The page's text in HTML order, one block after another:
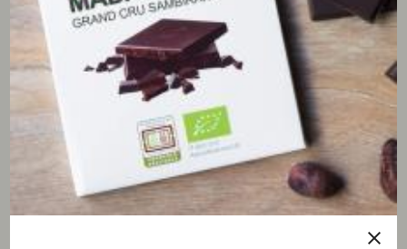
Bonjour,
Il serait bien de savoir exactement d'où proviennent vos
mélanges. Par exemple "café d'altitude" pas suffisant
de mettre bio. Indiquez les pays d'origine et leurs
régions exactes, or sur votre site je n'ai rien trouvé.
merci